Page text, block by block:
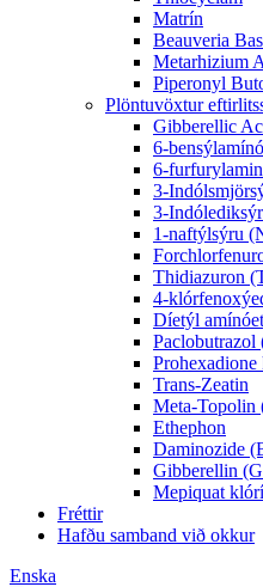
Matrín
Beauveria
Metarhizium
Piperonyl
Plöntuvöxtur
Gibberellic
6-
6-
3-
3-
1-naftýlsýru
Thidiazuron
4-
Díetýl
Paclobutrazol
Prohexadione
Trans-Zeatin
Meta-Topolin
Ethephon
Daminozide
Gibberellin
Mepiquat
Fréttir
Hafðu samband við okkur
Enska